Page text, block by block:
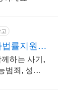
고
률지원센
하는 사기,
범죄, 성범